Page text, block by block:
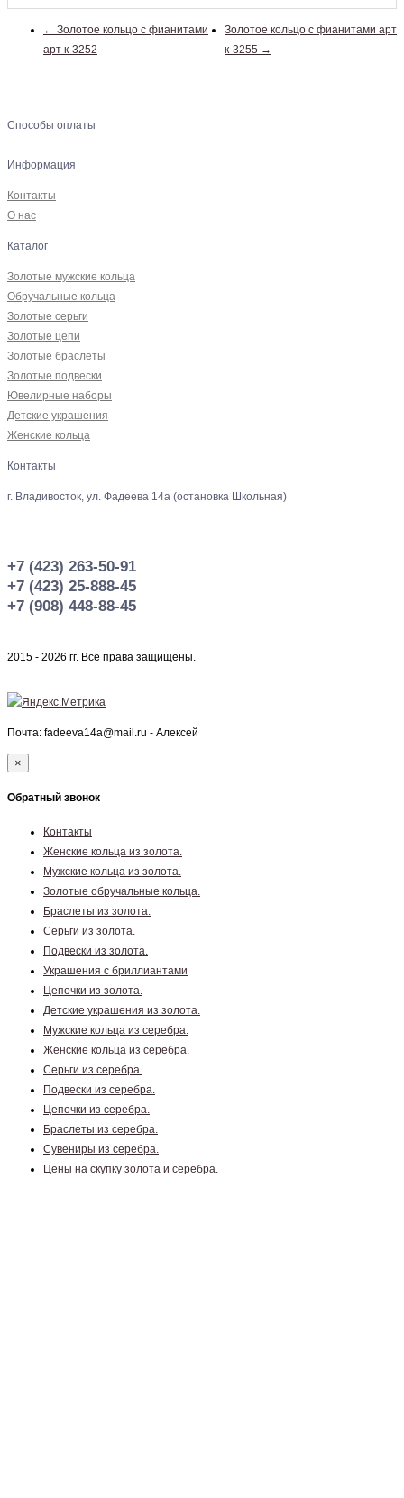
← Золотое кольцо с фианитами
арт к-3252
Золотое кольцо с фианитами арт
к-3255 →
Способы оплаты
Информация
Контакты
О нас
Каталог
Золотые мужские кольца
Обручальные кольца
Золотые серьги
Золотые цепи
Золотые браслеты
Золотые подвески
Ювелирные наборы
Детские украшения
Женские кольца
Контакты
г. Владивосток, ул. Фадеева 14а (остановка Школьная)
+7 (423) 263-50-91
+7 (423) 25-888-45
+7 (908) 448-88-45
2015 - 2026 гг. Все права защищены.
Почта: fadeeva14a@mail.ru - Алексей
×
Обратный звонок
Контакты
Женские кольца из золота.
Мужские кольца из золота.
Золотые обручальные кольца.
Браслеты из золота.
Серьги из золота.
Подвески из золота.
Украшения с бриллиантами
Цепочки из золота.
Детские украшения из золота.
Мужские кольца из серебра.
Женские кольца из серебра.
Серьги из серебра.
Подвески из серебра.
Цепочки из серебра.
Браслеты из серебра.
Сувениры из серебра.
Цены на скупку золота и серебра.